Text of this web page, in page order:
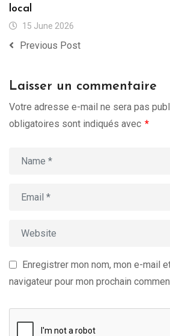
local
15 June 2026
Previous Post
Laisser un commentaire
Votre adresse e-mail ne sera pas
obligatoires sont indiqués avec *
Enregistrer mon nom, mon e-mail
navigateur pour mon prochain